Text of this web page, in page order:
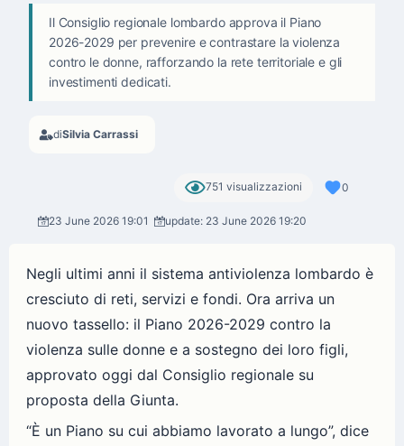
Il Consiglio regionale lombardo approva il Piano
2026-2029 per prevenire e contrastare la violenza
contro le donne, rafforzando la rete territoriale e gli
investimenti dedicati.
diSilvia Carrassi
751 visualizzazioni 0
23 June 2026 19:01 update: 23 June 2026 19:20
Negli ultimi anni il sistema antiviolenza lombardo è
cresciuto di reti, servizi e fondi. Ora arriva un
nuovo tassello: il Piano 2026-2029 contro la
violenza sulle donne e a sostegno dei loro figli,
approvato oggi dal Consiglio regionale su
proposta della Giunta.
“È un Piano su cui abbiamo lavorato a lungo”, dice